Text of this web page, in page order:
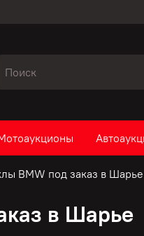
BMW под заказ в Шарье
в Шарье